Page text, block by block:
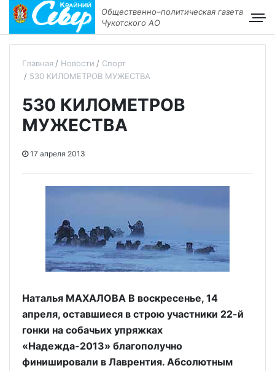
Общественно–политическая газета
Чукотского АО
Главная Новости
Спорт
530 КИЛОМЕТРОВ МУЖЕСТВА
530 КИЛОМЕТРОВ
МУЖЕСТВА
17 апреля 2013
Наталья МАХАЛОВА В воскресенье, 14
апреля, оставшиеся в строю участники 22-й
гонки на собачьих упряжках
«Надежда-2013» благополучно
финишировали в Лаврентия. Абсолютным